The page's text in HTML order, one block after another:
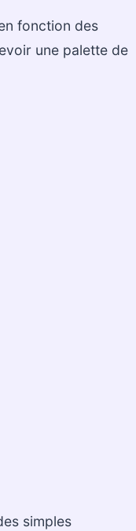
fonction des
une palette de
simples